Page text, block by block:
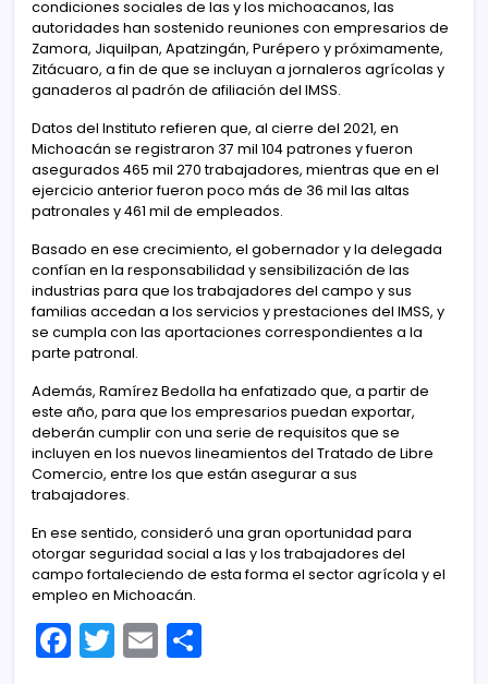
condiciones sociales de las y los michoacanos, las
autoridades han sostenido reuniones con empresarios de
Zamora, Jiquilpan, Apatzingán, Purépero y próximamente,
Zitácuaro, a fin de que se incluyan a jornaleros agrícolas y
ganaderos al padrón de afiliación del IMSS.
Datos del Instituto refieren que, al cierre del 2021, en
Michoacán se registraron 37 mil 104 patrones y fueron
asegurados 465 mil 270 trabajadores, mientras que en el
ejercicio anterior fueron poco más de 36 mil las altas
patronales y 461 mil de empleados.
Basado en ese crecimiento, el gobernador y la delegada
confían en la responsabilidad y sensibilización de las
industrias para que los trabajadores del campo y sus
familias accedan a los servicios y prestaciones del IMSS, y
se cumpla con las aportaciones correspondientes a la
parte patronal.
Además, Ramírez Bedolla ha enfatizado que, a partir de
este año, para que los empresarios puedan exportar,
deberán cumplir con una serie de requisitos que se
incluyen en los nuevos lineamientos del Tratado de Libre
Comercio, entre los que están asegurar a sus
trabajadores.
En ese sentido, consideró una gran oportunidad para
otorgar seguridad social a las y los trabajadores del
campo fortaleciendo de esta forma el sector agrícola y el
empleo en Michoacán.
F T E